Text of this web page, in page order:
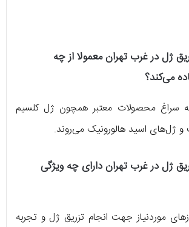
ژل در غرب تهرانمعمولا از چه
می‌کند؟
سراغ محصولات معتبر همچون ژل کلسیم
ژل‌های اسید هالورونیک می‌روند.
ژل در غرب تهراندارای چه ویژگی
موردنیاز جهت انجام تزریق ژل و تجربه